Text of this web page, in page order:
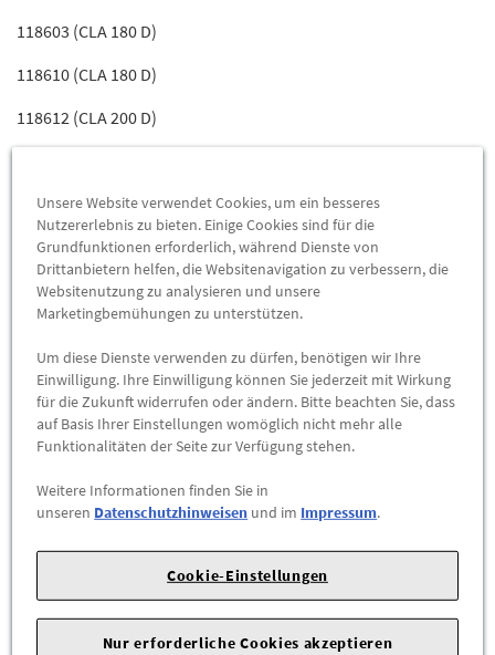
118603 (CLA 180 D)
118610 (CLA 180 D)
118612 (CLA 200 D)
118614 (CLA 220 D)
118615 (CLA 220 D 4-MATIC)
118644 (CLA 220)
118647 (CLA 250 4-MATIC)
118651 (CLA 350 AMG 4-MATIC)
118654 (CLA 45 S AMG 4-MATIC)
118684 (CLA 180)
118686 (CLA 250 E)
118687 (CLA 200)
Unsere Website verwendet Cookies, um ein besseres
Nutzererlebnis zu bieten. Einige Cookies sind für die
Grundfunktionen erforderlich, während Dienste von
Drittanbietern helfen, die Websitenavigation zu verbessern, die
Websitenutzung zu analysieren und unsere
Marketingbemühungen zu unterstützen.
Um diese Dienste verwenden zu dürfen, benötigen wir Ihre
Einwilligung. Ihre Einwilligung können Sie jederzeit mit Wirkung
für die Zukunft widerrufen oder ändern. Bitte beachten Sie, dass
auf Basis Ihrer Einstellungen womöglich nicht mehr alle
Funktionalitäten der Seite zur Verfügung stehen.
Weitere Informationen finden Sie in
unseren Datenschutzhinweisen und im Impressum.
Cookie-Einstellungen
Nur erforderliche Cookies akzeptieren